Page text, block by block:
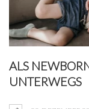
ALS
UNTERWEGS